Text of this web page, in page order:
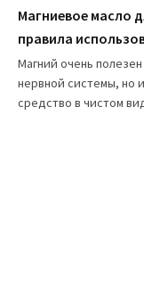
Магниевое масло
правила
Магний очень
нервной системы, но
средство в чистом